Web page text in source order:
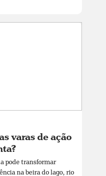
varas de ação
pode transformar
na beira do lago, rio